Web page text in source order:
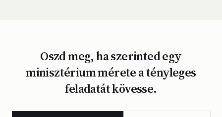
Oszd meg, ha szerinted egy
minisztérium mérete a tényleges
feladatát kövesse.